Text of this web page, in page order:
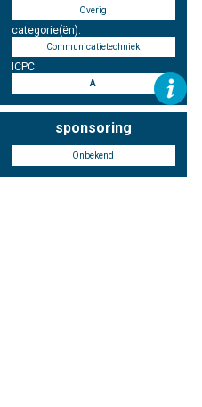
Registreren
Inloggen
Overig
categorie(ën):
Communicatietechniek
ICPC:
A
sponsoring
Onbekend